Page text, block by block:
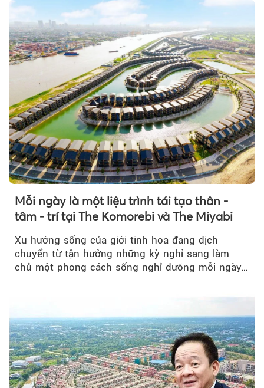
Mỗi ngày là một liệu trình tái tạo thân -
tâm - trí tại The Komorebi và The Miyabi
Xu hướng sống của giới tinh hoa đang dịch
chuyển từ tận hưởng những kỳ nghỉ sang làm
chủ một phong cách sống nghỉ dưỡng mỗi ngày…